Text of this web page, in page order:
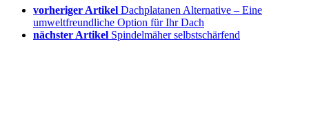
vorheriger Artikel Dachplatanen Alternative – Eine
umweltfreundliche Option für Ihr Dach
nächster Artikel Spindelmäher selbstschärfend